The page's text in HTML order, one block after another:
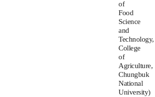
of
Food
Science
and
Technology,
College
of
Agriculture,
Chungbuk
National
University)